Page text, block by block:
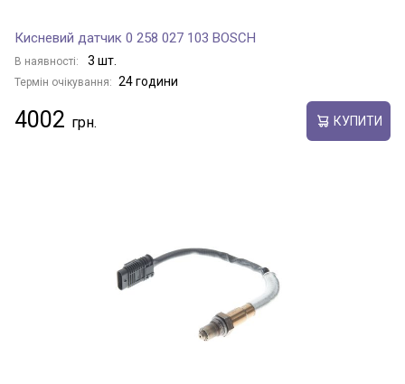
Кисневий датчик 0 258 027 103 BOSCH
В наявності: 3 шт.
Термін очікування: 24 години
4002 КУПИТИ